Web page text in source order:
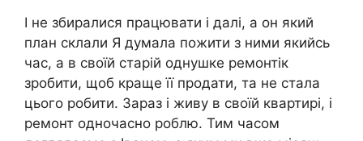
І не збиралися працювати і далі, а он який
план склали Я думала пожити з ними якийсь
час, а в своїй старій однушке ремонтік
зробити, щоб краще її продати, та не стала
цього робити. Зараз і живу в своїй квартирі, і
ремонт одночасно роблю. Тим часом